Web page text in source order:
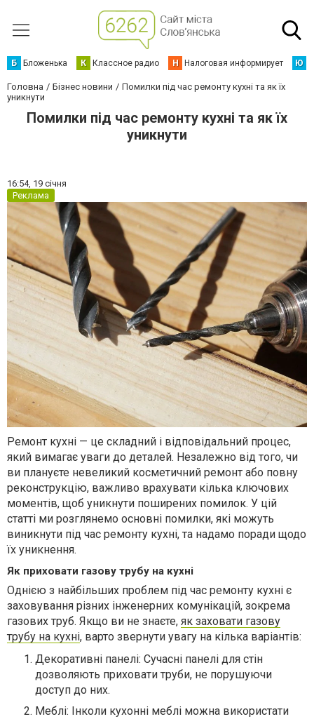
Б Бложенька К Классное радио Н Налоговая информирует Ю
Головна Бізнес новини
Помилки під час ремонту кухні та як їх
уникнути
Помилки під час ремонту кухні та як їх
уникнути
16:54, 19 січня
Реклама
Ремонт кухні — це складний і відповідальний процес,
який вимагає уваги до деталей. Незалежно від того, чи
ви плануєте невеликий косметичний ремонт або повну
реконструкцію, важливо врахувати кілька ключових
моментів, щоб уникнути поширених помилок. У цій
статті ми розглянемо основні помилки, які можуть
виникнути під час ремонту кухні, та надамо поради щодо
їх уникнення.
Як приховати газову трубу на кухні
Однією з найбільших проблем під час ремонту кухні є
заховування різних інженерних комунікацій, зокрема
газових труб. Якщо ви не знаєте, як заховати газову
трубу на кухні, варто звернути увагу на кілька варіантів:
Декоративні панелі: Сучасні панелі для стін
дозволяють приховати труби, не порушуючи
доступ до них.
Меблі: Інколи кухонні меблі можна використати